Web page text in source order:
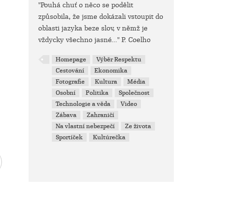
"Pouhá chuť o něco se podělit
způsobila, že jsme dokázali vstoupit do
oblasti jazyka beze slov, v němž je
vždycky všechno jasné..." P. Coelho
Homepage
Výběr Respektu
Cestování
Ekonomika
Fotografie
Kultura
Média
Osobní
Politika
Společnost
Technologie a věda
Video
Zábava
Zahraničí
Na vlastní nebezpečí
Ze života
Sportíček
Kultúrečka